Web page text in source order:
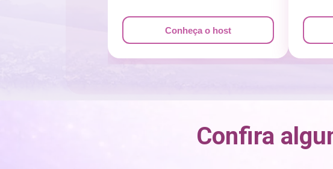
Conheça o host
Confira